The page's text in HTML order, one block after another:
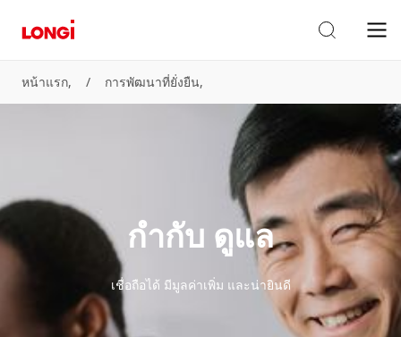
หน้าแรก, / การพัฒนาที่ยั่งยืน,
กำกับ ดูแล
เชื่อถือได้ มีมูลค่าเพิ่ม และน่ายินดี